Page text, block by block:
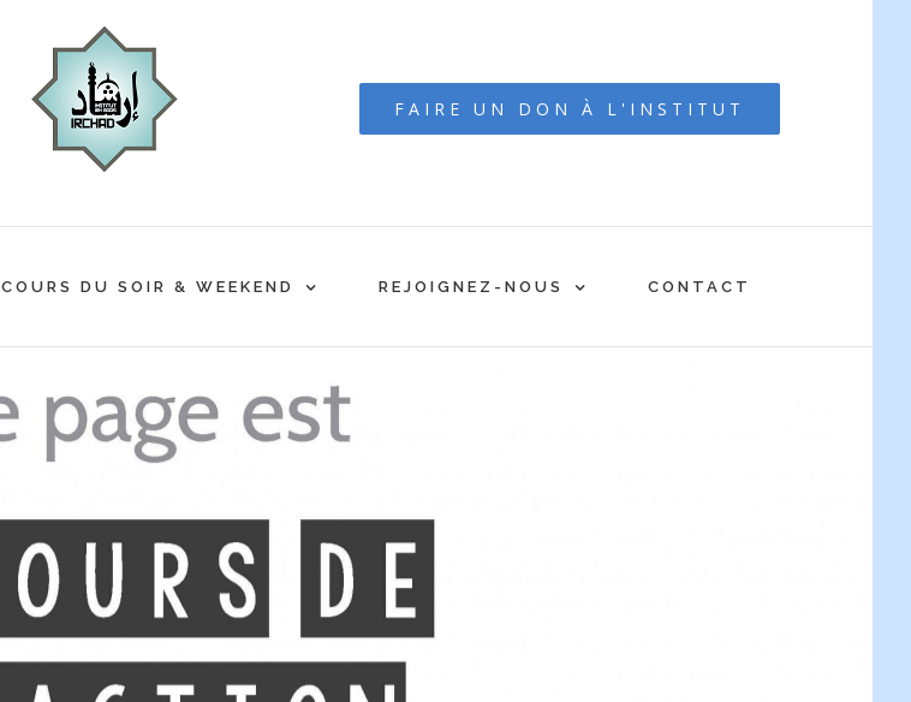
FAIRE UN DON À L'INSTITUT
COURS DU SOIR & WEEKEND REJOIGNEZ-NOUS CONTACT